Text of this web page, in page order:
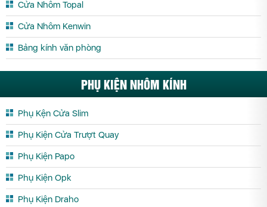
Cửa Nhôm Topal Yên Bái
Cửa Nhôm Topal
Cửa Nhôm Kenwin
Bảng kính văn phòng
PHỤ KIỆN NHÔM KÍNH
Phụ Kện Cửa Slim
Phụ Kiện Cửa Trượt Quay
Phụ Kiện Papo
Phụ Kiện Opk
Phụ Kiện Draho